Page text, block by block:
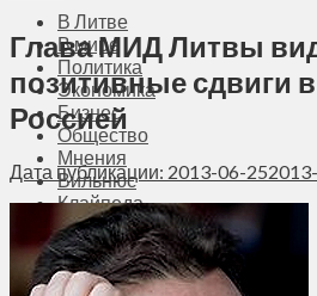
В Литве
В мире
Политика
Экономика
Бизнес
Общество
Мнения
Вильнюс
Клайпеда
Висагинас
Регионы
Соседи
Глава МИД Литвы
позитивные сдвиги
Россией
Дата публикации: 2013-06-25